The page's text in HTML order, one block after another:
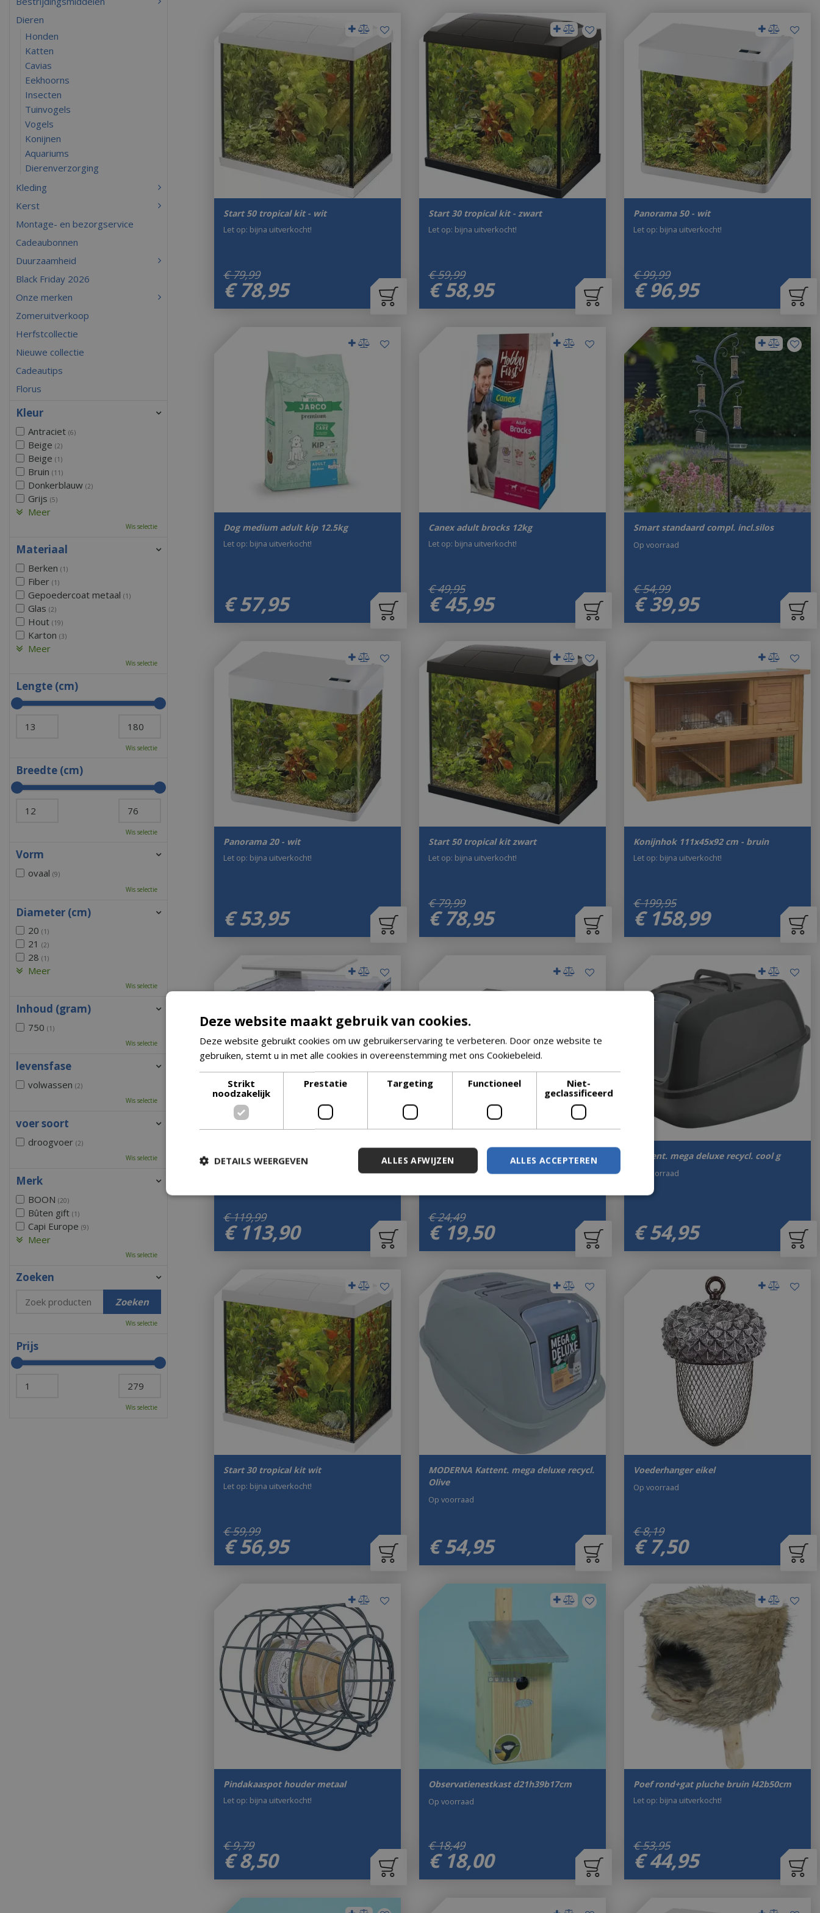
Start 50 tropical kit - wit
€ 79,99
€ 78,95
Let op: bijna uitverkocht!
Start 30 tropical kit - zwart
€ 59,99
€ 58,95
Let op: bijna uitverkocht!
Panorama 50 - wit
€ 99,99
€ 96,95
Let op: bijna uitverkocht!
Dog medium adult kip 12.5kg
€ 57,95
Let op: bijna uitverkocht!
Canex adult brocks 12kg
€ 49,95
€ 45,95
Let op: bijna uitverkocht!
Smart standaard compl. incl.silos
€ 54,99
€ 39,95
Op voorraad
Panorama 20 - wit
€ 53,95
Let op: bijna uitverkocht!
Start 50 tropical kit zwart
€ 79,99
€ 78,95
Let op: bijna uitverkocht!
Konijnhok 111x45x92 cm - bruin
€ 199,95
€ 158,99
Let op: bijna uitverkocht!
Qubiq 60 pro wit
€ 119,99
€ 113,90
Eekhoorn voederhuis dubbel
€ 24,49
€ 19,50
Let op: bijna uitverkocht!
Kattent. mega deluxe recycl. cool g
€ 54,95
Op voorraad
Start 30 tropical kit wit
€ 59,99
€ 56,95
Let op: bijna uitverkocht!
MODERNA Kattent. mega deluxe recycl.
Olive
€ 54,95
Op voorraad
Voederhanger eikel
€ 8,19
€7,50
Op voorraad
Pindakaaspot houder metaal
€ 9,79
€8,50
Let op: bijna uitverkocht!
Observatienestkast d21h39b17cm
€ 18,49
€ 18,00
Op voorraad
Poef rond+gat pluche bruin l42b50cm
€ 53,95
€ 44,95
Let op: bijna uitverkocht!
Dieren
Honden
Katten
Cavias
Eekhoorns
Insecten
Tuinvogels
Vogels
Konijnen
Aquariums
Dierenverzorging
Kleding
Kerst
Montage- en bezorgservice
Cadeaubonnen
Duurzaamheid
Black Friday 2026
Onze merken
Zomeruitverkoop
Herfstcollectie
Nieuwe collectie
Cadeautips
Florus
Kleur
Antraciet (6)
Beige (2)
Beige (1)
Bruin (11)
Donkerblauw (2)
Grijs (5)
Meer
Wis selectie
Materiaal
Berken (1)
Fiber (1)
Gepoedercoat metaal (1)
Glas (2)
Hout (19)
Karton (3)
Meer
Wis selectie
Lengte (cm)
Wis selectie
Breedte (cm)
Wis selectie
Vorm
ovaal (9)
Wis selectie
Diameter (cm)
20 (1)
21 (2)
28 (1)
Meer
Wis selectie
Inhoud (gram)
750 (1)
Wis selectie
levensfase
volwassen (2)
Wis selectie
voer soort
droogvoer (2)
Wis selectie
Merk
BOON (20)
Bûten gift (1)
Capi Europe (9)
Meer
Wis selectie
Zoeken
Wis selectie
Prijs
Wis selectie
Deze website maakt gebruik van cookies.
Deze website gebruikt cookies om uw gebruikerservaring te verbeteren. Door onze website te
gebruiken, stemt u in met alle cookies in overeenstemming met ons Cookiebeleid.
Strikt
noodzakelijk
Prestatie Targeting Functioneel
Niet-
geclassificeerd
ALLES ACCEPTEREN
ALLES AFWIJZEN
DETAILS WEERGEVEN